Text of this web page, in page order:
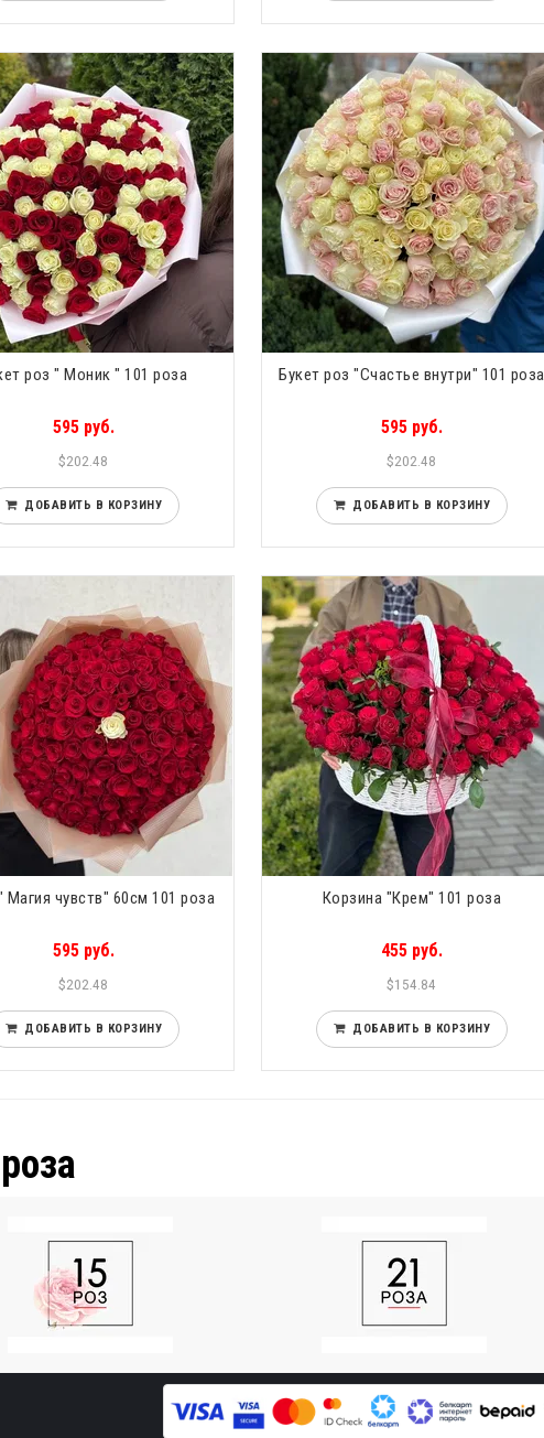
роз " Моник " 101 роза
595 руб.
$202.48
ДОБАВИТЬ В КОРЗИНУ
Букет роз "Счастье внутри" 101 роза
595 руб.
$202.48
ДОБАВИТЬ В КОРЗИНУ
Магия чувств" 60см 101 роза
595 руб.
$202.48
ДОБАВИТЬ В КОРЗИНУ
Корзина "Крем" 101 роза
455 руб.
$154.84
ДОБАВИТЬ В КОРЗИНУ